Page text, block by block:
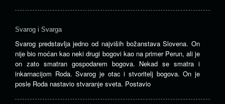
Svarog i Svarga
Svarog predstavlja jedno od najviših božanstava Slovena. On
nije bio moćan kao neki drugi bogovi kao na primer Perun, ali je
on zato smatran gospodarem bogova. Nekad se smatra i
inkarnacijom Roda. Svarog je otac i stvoritelj bogova. On je
posle Roda nastavio stvaranje sveta. Postavio